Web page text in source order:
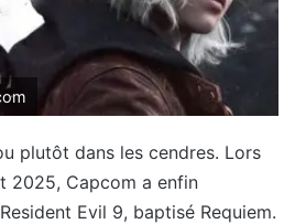
plutôt dans les cendres. Lors
2025, Capcom a enfin
Evil 9, baptisé Requiem.